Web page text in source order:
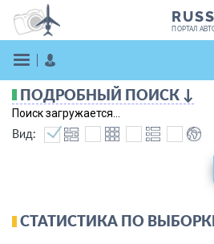
ПОРТАЛ
Поиск в реестре
Кратко
ПОДРОБНЫЙ ПОИСК ↓
Поиск загружается...
Вид:
СТАТИСТИКА ПО